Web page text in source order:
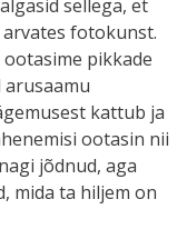
sellega, et
fotokunst.
pikkade
arusaamu
kattub ja
ootasin nii
jõdnud, aga
mida ta hiljem on